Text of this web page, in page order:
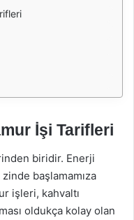
İşi Tarifleri
biridir. Enerji
başlamamıza
işleri, kahvaltı
oldukça kolay olan